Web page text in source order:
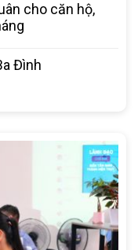
cho căn hộ,
Đình